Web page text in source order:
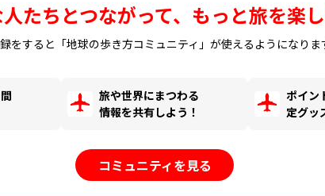
たちとつながって、もっと旅を楽し
をすると「地球の歩き方コミュニティ」が使えるようになりま
旅や世界にまつわる
情報を共有しよう！
ポイン
定グッ
コミュニティを見る